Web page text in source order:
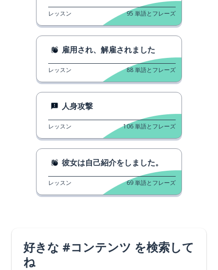
レッスン 95 単語とフレーズ
雇用され、解雇されました
レッスン 88単語とフレーズ
人身攻撃
レッスン 106単語とフレーズ
彼女は自己紹介をしました。
レッスン 69単語とフレーズ
好きな #コンテンツ を検索して
ね